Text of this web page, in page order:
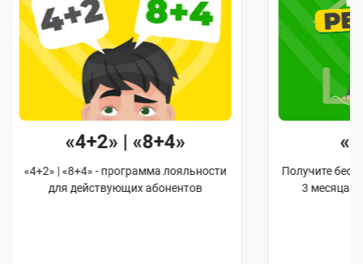
«4+2» | «8+4»
«4+2» | «8+4» - программа лояльности
для действующих абонентов
Получите
3 месяца